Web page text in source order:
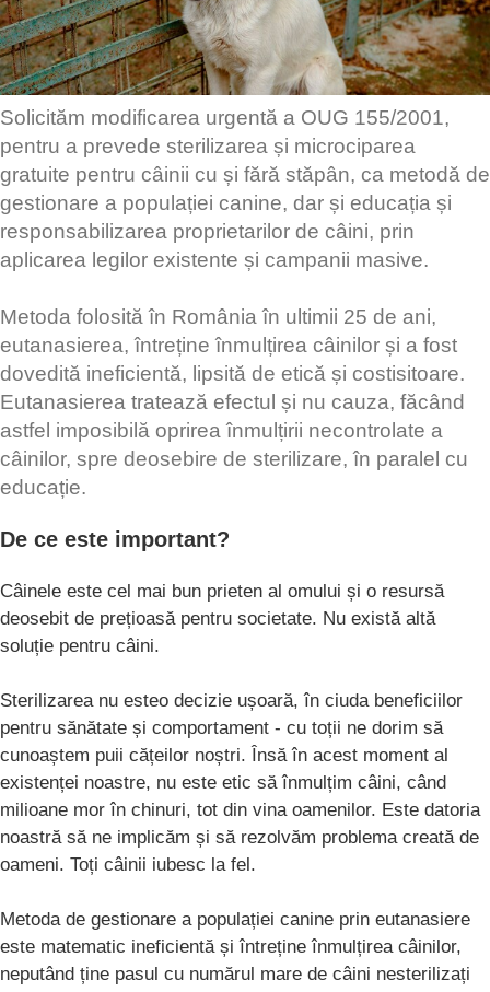
Solicităm modificarea urgentă a OUG 155/2001,
pentru a prevede sterilizarea și microciparea
gratuite pentru câinii cu și fără stăpân, ca metodă de
gestionare a populației canine, dar și educația și
responsabilizarea proprietarilor de câini, prin
aplicarea legilor existente și campanii masive.
Metoda folosită în România în ultimii 25 de ani,
eutanasierea, întreține înmulțirea câinilor și a fost
dovedită ineficientă, lipsită de etică și costisitoare.
Eutanasierea tratează efectul și nu cauza, făcând
astfel imposibilă oprirea înmulțirii necontrolate a
câinilor, spre deosebire de sterilizare, în paralel cu
educație.
De ce este important?
Câinele este cel mai bun prieten al omului și o resursă
deosebit de prețioasă pentru societate. Nu există altă
soluție pentru câini.
Sterilizarea nu esteo decizie ușoară, în ciuda beneficiilor
pentru sănătate și comportament - cu toții ne dorim să
cunoaștem puii cățeilor noștri. Însă în acest moment al
existenței noastre, nu este etic să înmulțim câini, când
milioane mor în chinuri, tot din vina oamenilor. Este datoria
noastră să ne implicăm și să rezolvăm problema creată de
oameni. Toți câinii iubesc la fel.
Metoda de gestionare a populației canine prin eutanasiere
este matematic ineficientă și întreține înmulțirea câinilor,
neputând ține pasul cu numărul mare de câini nesterilizați